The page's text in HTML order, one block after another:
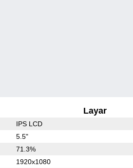
Layar
IPS LCD
5.5"
71.3%
1920x1080